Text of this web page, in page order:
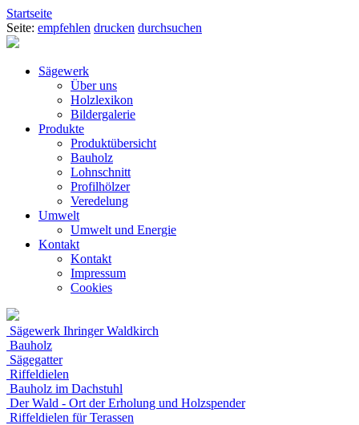
Startseite
Seite: empfehlen drucken durchsuchen
Sägewerk
Über uns
Holzlexikon
Bildergalerie
Produkte
Produktübersicht
Bauholz
Lohnschnitt
Profilhölzer
Veredelung
Umwelt
Umwelt und Energie
Kontakt
Kontakt
Impressum
Cookies
Sägewerk Ihringer Waldkirch
Bauholz
Sägegatter
Riffeldielen
Bauholz im Dachstuhl
Der Wald - Ort der Erholung und Holzspender
Riffeldielen für Terassen